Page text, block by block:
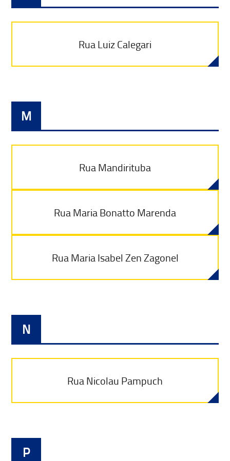
Rua Luiz Calegari
M
Rua Mandirituba
Rua Maria Bonatto Marenda
Rua Maria Isabel Zen Zagonel
N
Rua Nicolau Pampuch
P